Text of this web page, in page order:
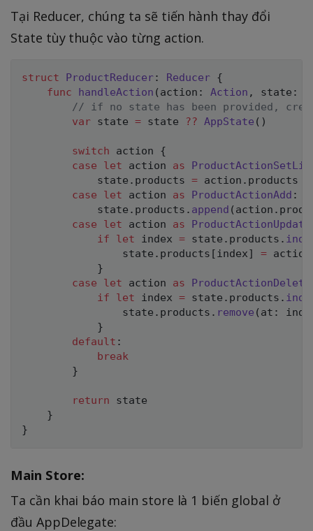
Tại Reducer, chúng ta sẽ tiến hành thay đổi
State tùy thuộc vào từng action.
struct ProductReducer: Reducer {
func
handleAction ( action : Action , state :
// if no state has been provided,
var state = state ?? AppState ( )
switch action {
case
let action as
            state
. products = action . products
case
let action as ProductActionAdd :
            state
. products . append ( action .
case
let action as ProductActionUpdate
if
let index = state . products .
                state
. products [ index] = action
}
case
let action as ProductActionDelete
if
let index = state . products .
                state
. products . remove ( at :
}
default :
break
}
return state
}
}
Main Store:
Ta cần khai báo main store là 1 biến global ở
đầu AppDelegate: